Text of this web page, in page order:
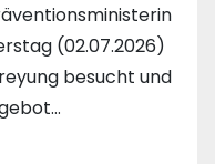
(02.07.2026)
besucht und